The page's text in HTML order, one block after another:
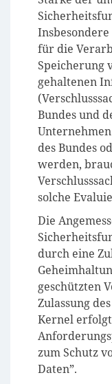
für die
Speicherung
gehaltenen
Bundes und
des Bundes
werden,
solche
Die
durch eine
geschützten
Zulassung
Kernel
zum Schutz
Daten”.